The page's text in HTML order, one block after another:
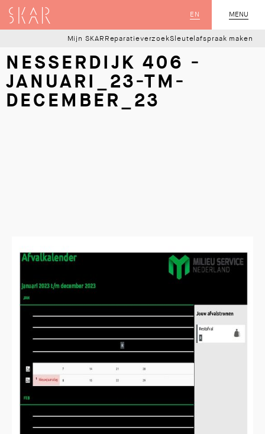
MENU
SLUIT
EN
SKAR
Mijn SKAR ReparatieverzoekSleutelafspraak maken
NESSERDIJK 406 -
JANUARI_23-TM-
DECEMBER_23